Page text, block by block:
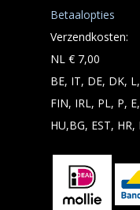
Betaalopties
Verzendkosten:
NL € 7,00
BE, IT, DE, DK,
FIN, IRL, PL, P,
HU,BG, EST,